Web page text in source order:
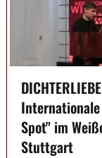
Spot" im
Stuttgart